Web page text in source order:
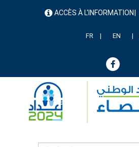
menu ACCÈS À L'INFORMATION
FR EN